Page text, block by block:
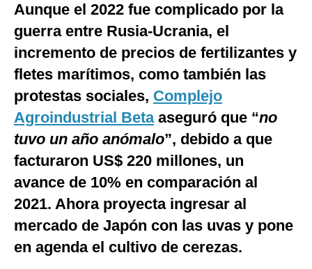
EEUU
España
Internacional
Tecnología
Club del Suscriptor
Mix
G de Gestión
Notas Contratadas
Aunque el 2022 fue complicado por la
guerra entre Rusia-Ucrania, el
incremento de precios de fertilizantes y
fletes marítimos, como también las
protestas sociales, Complejo
Agroindustrial Betaaseguró que “no
tuvo un año anómalo”, debido a que
facturaron US$ 220 millones, un
avance de 10% en comparación al
2021. Ahora proyecta ingresar al
mercado de Japón con las uvas y pone
en agenda el cultivo de cerezas.